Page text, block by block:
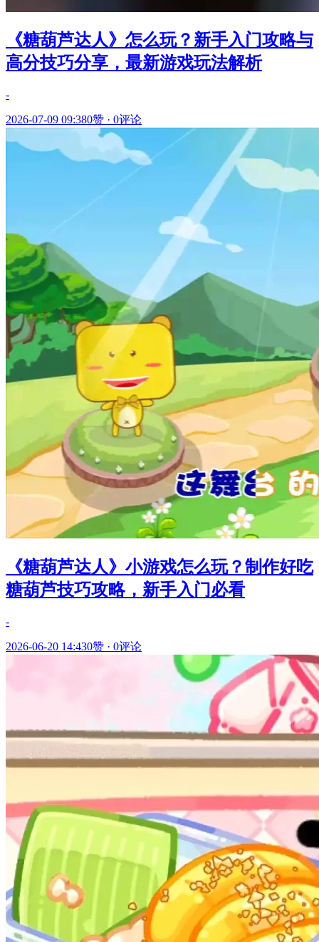
《糖葫芦达人》怎么玩？新手入门攻略与
高分技巧分享，最新游戏玩法解析
-
2026-07-09 09:380赞 · 0评论
《糖葫芦达人》小游戏怎么玩？制作好吃
糖葫芦技巧攻略，新手入门必看
-
2026-06-20 14:430赞 · 0评论